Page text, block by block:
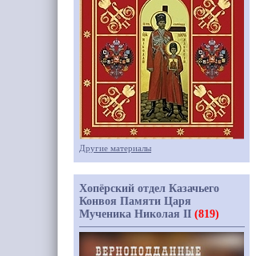
Другие материалы
Хопёрский отдел Казачьего
Конвоя Памяти Царя
Мученика Николая II (819)